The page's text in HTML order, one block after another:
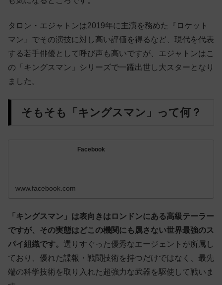
タロン・エジャトンは2019年に主演を務めた『ロケット
マン』でその演技に対し高い評価を得るなど、現代を代表
する若手俳優として呼び声も高いですが、エジャトンはこ
の「キングスマン」シリーズで一躍出世し大スターとなり
ました。
そもそも「キングスマン」って何？
Facebook
www.facebook.com
「キングスマン」は表向きはロンドンにある高級テーラー
ですが、その実態はどこの機関にも属さない世界最強のス
パイ組織です。 選りすぐった優秀なエージェントが所属し
ており、優れた諜報・戦闘技術を持つだけではなく、最先
端の科学技術を取り入れた超強力な武器を駆使して戦いま